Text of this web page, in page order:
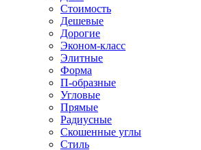
Стоимость
Дешевые
Дорогие
Эконом-класс
Элитные
Форма
П-образные
Угловые
Прямые
Радиусные
Скошенные углы
Стиль